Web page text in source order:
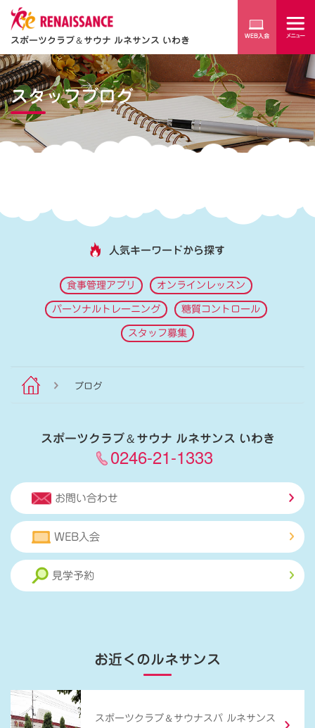
スポーツクラブ＆サウナ ルネサンス いわき
スタッフブログ
人気キーワードから探す
食事管理アプリ オンラインレッスン
パーソナルトレーニング 糖質コントロール
スタッフ募集
ブログ
スポーツクラブ＆サウナ ルネサンス いわき
0246-21-1333
お問い合わせ
WEB入会
見学予約
お近くのルネサンス
スポーツクラブ ＆ サウナスパ ルネサンス